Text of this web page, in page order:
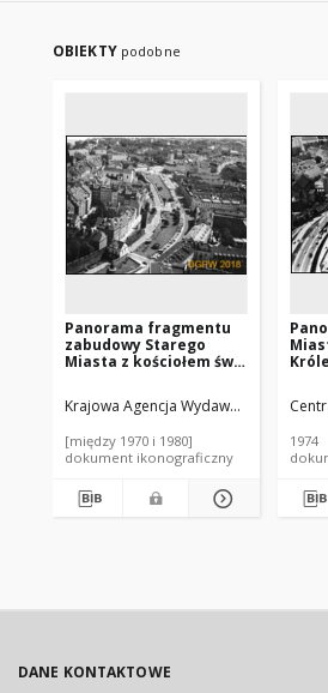
OBIEKTY podobne
Panorama fragmentu
zabudowy Starego
Miasta z kościołem św.
Królewskim i zabudową
wzdłuż ulicy Podwale,
kierunku Traktu
Królewskiego z
Warszawa
Krajowa Agencja Wydawnicza (1974-
[między 1970 i 1980]
dokument ikonograficzny
1974
DANE KONTAKTOWE